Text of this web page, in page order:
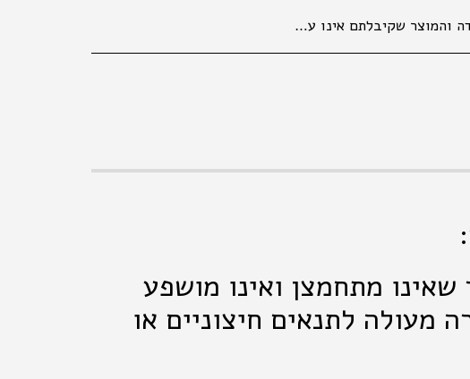
המשלוח (עד שני ימי עבודה), בכדי שנוכל לטפל בפנייתכם בהתאם לנהלים. 035177847 החלפת מוצרים אפשרית בפנייה טלפונית או בסניפי הרשת, באריזה המקורית בלבד ובשלמותם. במידה ויתגלו שינויים במחירי המוצרים, המחיר הקובע הוא המחיר המופיע בחנויות ובמרכז ההזמנות. המחיר הקטלוגי הנו למכירה בחנויות . במכירה מרחוק, יתווסף מחיר שילוח, כמפורט באתר האינטרנט. אין החזרות של נעליים . החלפת והחזרת מוצרים , , אפשרית באריזתם המקורית בלבד ובשלמותם תוך 14 ימים מיום הקניה. ברחוב מגן אברהם 3 תל אביב.
מתחמצן ואינו מושפע
מעולה לתנאים חיצוניים או